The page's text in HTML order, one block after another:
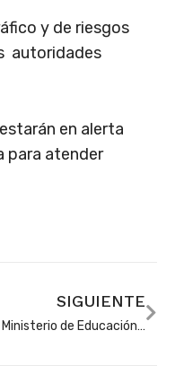
y de riesgos
autoridades
en alerta
para atender
SIGUIENTE
Ministerio de Educación presentó dos publicaciones sobre avances, legados y retos del sector educativo en Colombia